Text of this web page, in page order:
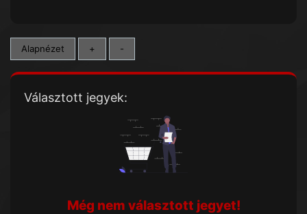
Alapnézet + -
Választott jegyek:
Még nem választott jegyet!